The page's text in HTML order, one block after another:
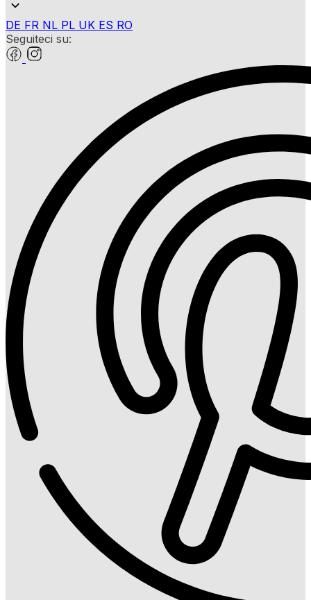
DE FR NL PL UK ES RO
Seguiteci su: